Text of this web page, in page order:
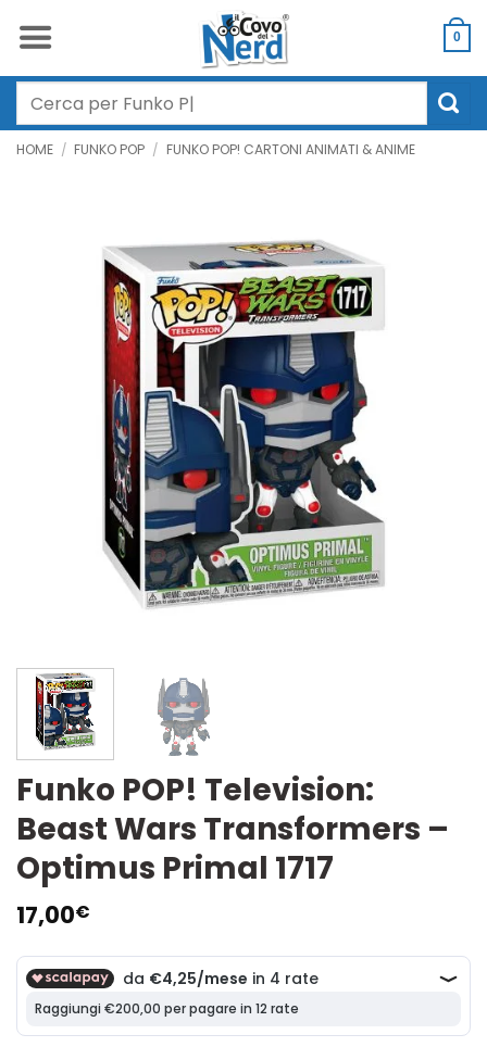
0
Cerca:
HOME / FUNKO POP / FUNKO POP! CARTONI ANIMATI & ANIME
Funko POP! Television:
Beast Wars Transformers –
Optimus Primal 1717
17,00€